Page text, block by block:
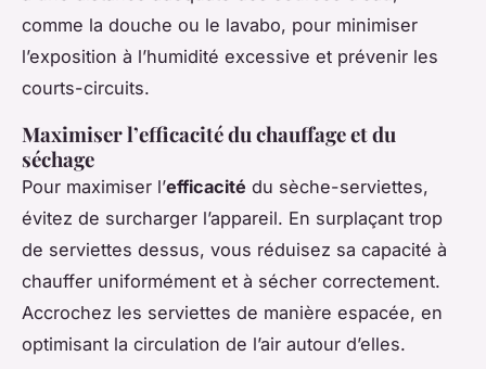
comme la douche ou le lavabo, pour minimiser
l’exposition à l’humidité excessive et prévenir les
courts-circuits.
Maximiser l’efficacité du chauffage et du
séchage
Pour maximiser l’efficacité du sèche-serviettes,
évitez de surcharger l’appareil. En surplaçant trop
de serviettes dessus, vous réduisez sa capacité à
chauffer uniformément et à sécher correctement.
Accrochez les serviettes de manière espacée, en
optimisant la circulation de l’air autour d’elles.